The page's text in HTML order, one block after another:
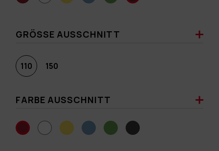
GRÖSSE AUSSCHNITT
110 150
FARBE AUSSCHNITT